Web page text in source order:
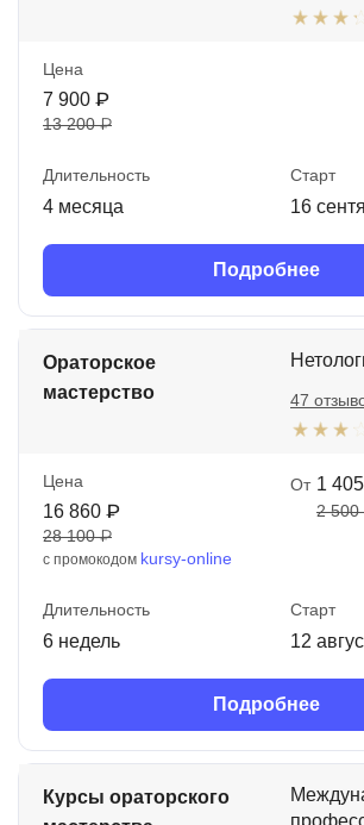
Цена
7 900 ₽
13 200 ₽
Длительность
4 месяца
Старт
16
Подробнее
Ораторское
мастерство
47
Цена
16 860 ₽
28 100 ₽
с промокодом kursy-online
От 1
2
Длительность
6 недель
Старт
12
Подробнее
Курсы ораторского